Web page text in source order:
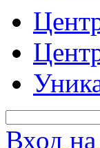
Вход на